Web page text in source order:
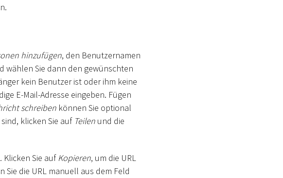
hinzufügen, den Benutzernamen
wählen Sie dann den gewünschten
kein Benutzer ist oder ihm keine
E-Mail-Adresse eingeben. Fügen
schreiben können Sie optional
klicken Sie auf Teilen und die
Klicken Sie aufKopieren, um die URL
die URL manuell aus dem Feld